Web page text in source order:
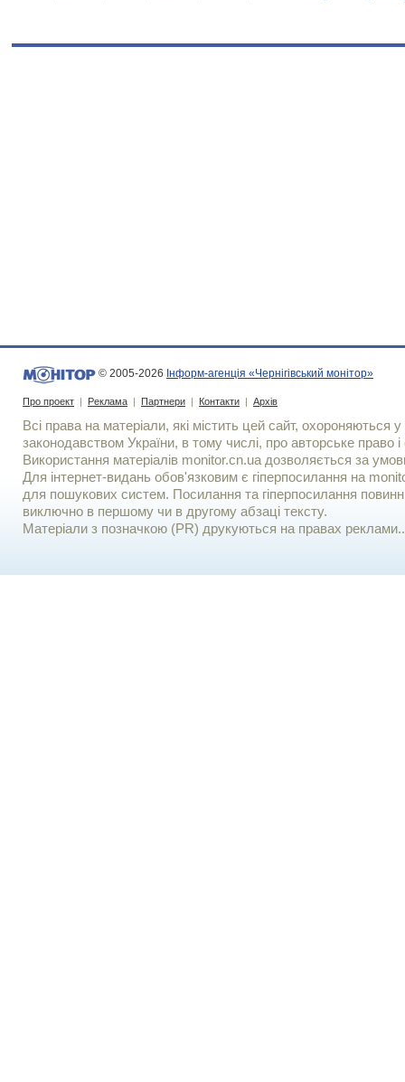
© 2005-2026 Інформ-агенція «Чернігівський монітор»
Про проект | Реклама | Партнери | Контакти | Архів
Всі права на матеріали, які містить цей сайт, охороняються у
законодавством України, в тому числі, про авторське право і
Використання матерiалiв monitor.cn.ua дозволяється за
Для iнтернет-видань обов'язковим є гiперпосилання на
для пошукових систем. Посилання та гіперпосилання
виключно в першому чи в другому абзаці тексту.
Матеріали з позначкою (PR) друкуються на правах реклами..